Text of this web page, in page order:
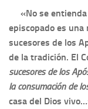
«No se entienda
episcopado es una
sucesores de los
de la tradición. El
sucesores de los
la consumación de
casa del Dios